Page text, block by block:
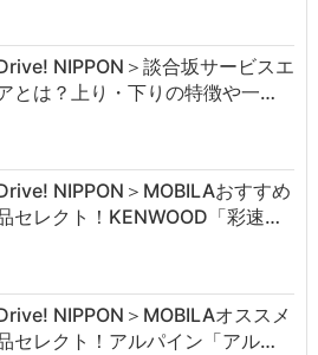
NIPPON＞談合坂サービスエ
とは？上り・下りの特徴や一…
NIPPON＞MOBILAおすすめ
セレクト！KENWOOD「彩速…
NIPPON＞MOBILAオススメ
セレクト！アルパイン「アル…